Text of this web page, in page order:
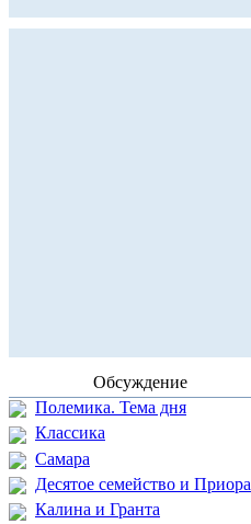
Обсуждение
Полемика. Тема дня
Классика
Самара
Десятое семейство и Приора
Калина и Гранта